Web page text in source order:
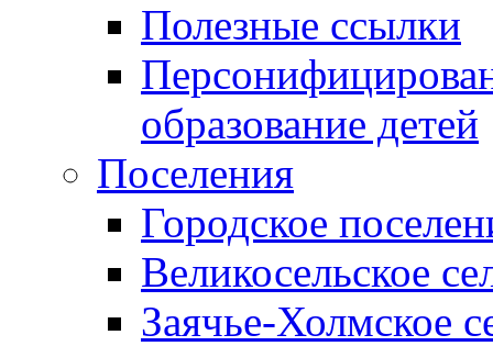
Полезные ссылки
образование детей
Поселения
Городское
Великосельское
Заячье-Холмское